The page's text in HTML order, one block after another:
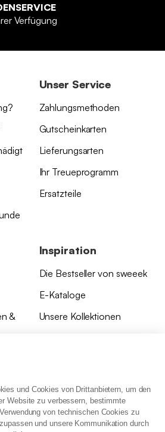
und Cookies von Drittanbietern, um den
Website zu verbessern, bestimmte
von technischen Cookies zu
und unsere Kommunikation durch
Verfügung
Unser Service
Zahlungsmethoden
Gutscheinkarten
Lieferungsarten
Ihr Treueprogramm
Ersatzteile
&
Inspiration
Die Bestseller von sweeek
E-Kataloge
Unsere Kollektionen